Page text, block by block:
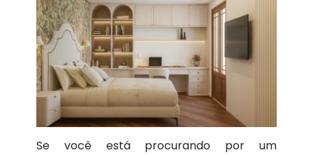
Se você está procurando por um